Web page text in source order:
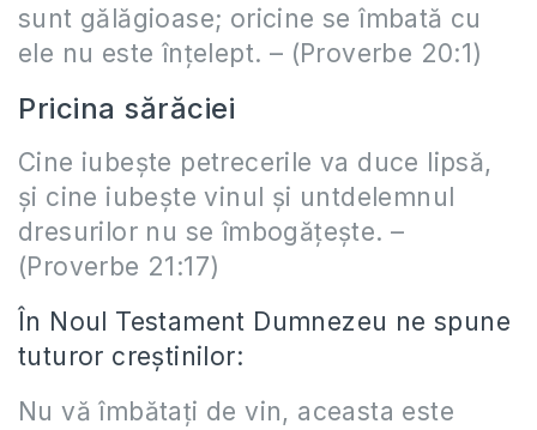
sunt gălăgioase; oricine se îmbată cu
ele nu este înţelept. – (Proverbe 20:1)
Pricina sărăciei
Cine iubeşte petrecerile va duce lipsă,
şi cine iubeşte vinul şi untdelemnul
dresurilor nu se îmbogăţeşte. –
(Proverbe 21:17)
În Noul Testament Dumnezeu ne spune
tuturor creştinilor:
Nu vă îmbătaţi de vin, aceasta este